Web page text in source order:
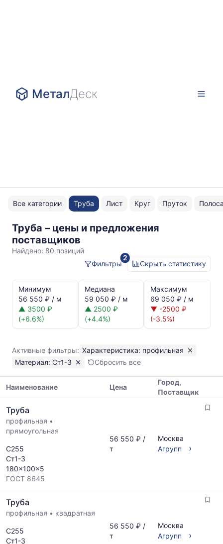
МеталДеск
Все категории Труба Лист Круг Пруток
Труба – цены и предложения
поставщиков
Ст1-
3
Найдено: 80 позиций
2
Фильтры
Скрыть статистику
динамика
цен:
Труба
профильная
3
Показаны
минимальная,
медианная
и
цена
по
данным
прайс-
листов
поставщиков
за
последний
рассчитывается
по
предложениям
Минимум
56 550 ₽ / м
▲ 3500 ₽
(+6.6%)
Медиана
59 050 ₽ / м
▲ 2500 ₽
(+4.4%)
Максимум
69 050 ₽ / м
▼ -2500 ₽
(-3.5%)
Активные фильтры: Характеристика: профильная
Материал: Ст1-3
Сбросить все
цен
на
металлопрокат
указанием
ГОСТ,
размеров
поставщиков
по
запросу
Наименование Цена
Город,
Поставщик
Труба
профильная •
прямоугольная
С255
Ст1-3
180x100x5
ГОСТ 8645
56 550 ₽ /
т
Москва
Агрупп
›
Труба
профильная • квадратная
С255
Ст1-3
56 550 ₽ /
т
Москва
Агрупп
›